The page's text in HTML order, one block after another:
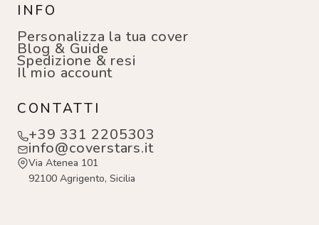
INFO
Personalizza la tua cover
Blog & Guide
Spedizione & resi
Il mio account
CONTATTI
+39 331 2205303
info@coverstars.it
Via Atenea 101
92100 Agrigento, Sicilia